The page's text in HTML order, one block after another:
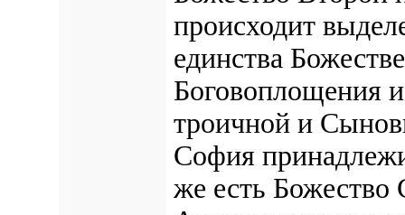
происходит
единства
Боговоплощения
троичной и
София
же есть Божество